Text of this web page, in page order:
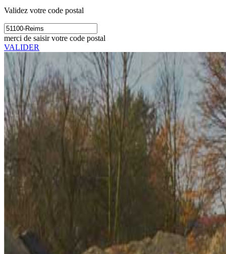
Validez votre code postal
merci de saisir votre code postal
VALIDER